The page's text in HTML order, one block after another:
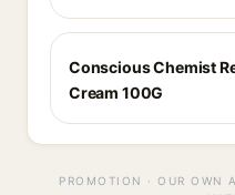
Conscious Chemist
Cream 100G
PROMOTION · OUR OWN